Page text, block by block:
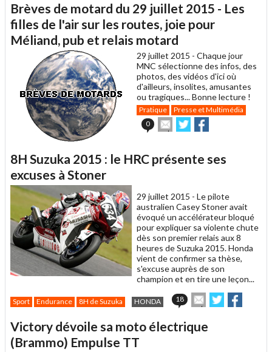
à
un
ami
Brèves de motard du 29 juillet 2015 - Les
filles de l'air sur les routes, joie pour
Méliand, pub et relais motard
29 juillet 2015 - Chaque jour
MNC sélectionne des infos, des
photos, des vidéos d'ici où
d'ailleurs, insolites, amusantes
ou tragiques... Bonne lecture !
Pratique
Presse et Multimédia
0
Envoyer
cet
un
Partager
sur sur
8H Suzuka 2015 : le HRC présente ses
excuses à Stoner
29 juillet 2015 - Le pilote
australien Casey Stoner avait
évoqué un accélérateur bloqué
pour expliquer sa violente chute
dès son premier relais aux 8
heures de Suzuka 2015. Honda
vient de confirmer sa thèse,
s'excuse auprès de son
champion et en tire une leçon...
Sport Endurance 8H de Suzuka HONDA 18
Envoyer
cet
à
Partager
sur sur
Victory dévoile sa moto électrique
(Brammo) Empulse TT